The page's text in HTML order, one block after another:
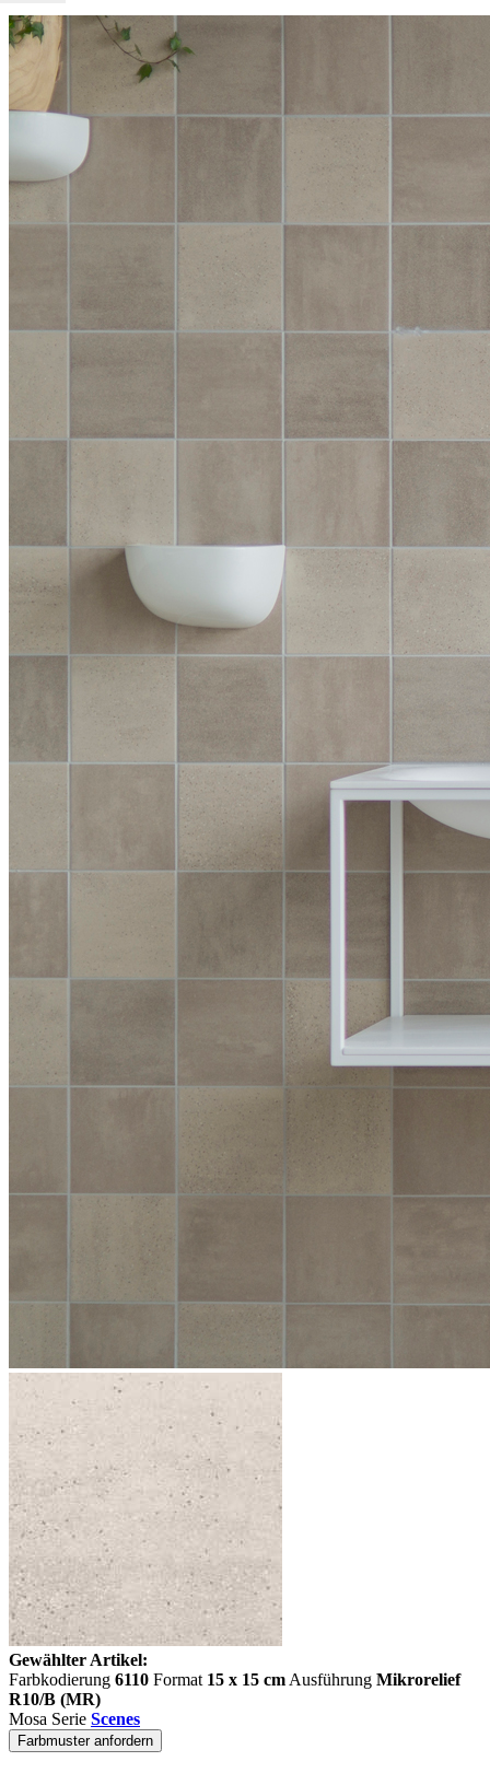
Gewählter Artikel:
Farbkodierung 6110 Format 15 x 15 cm Ausführung Mikrorelief
R10/B (MR)
Mosa Serie Scenes
Farbmuster anfordern